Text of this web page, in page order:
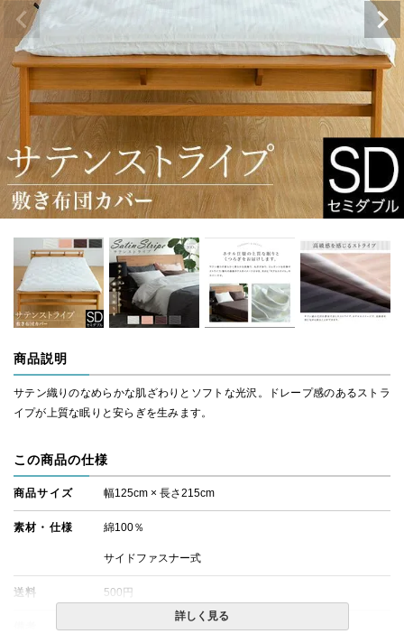
商品説明
サテン織りのなめらかな肌ざわりとソフトな光沢。ドレープ感のあるストラ
イプが上質な眠りと安らぎを生みます。
この商品の仕様
商品サイズ 幅125cm × 長さ215cm
素材・仕様 綿100％
サイドファスナー式
送料 500円
詳しく見る